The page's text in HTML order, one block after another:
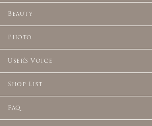
Beauty
Photo
User's Voice
Shop List
Faq